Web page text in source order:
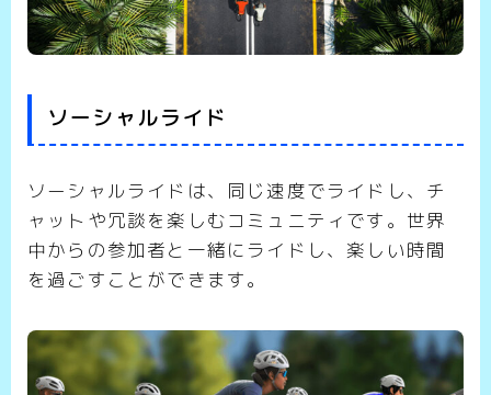
ソーシャルライド
ソーシャルライドは、同じ速度でライドし、チ
ャットや冗談を楽しむコミュニティです。世界
中からの参加者と一緒にライドし、楽しい時間
を過ごすことができます。